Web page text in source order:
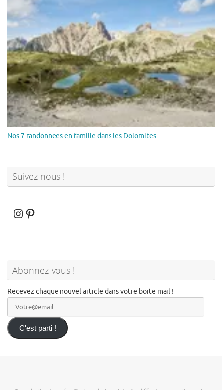
Nos 7 randonnees en famille dans les Dolomites
Suivez nous !
Instagram
Pinterest
Abonnez-vous !
Recevez chaque nouvel article dans votre boite mail !
C'est parti !